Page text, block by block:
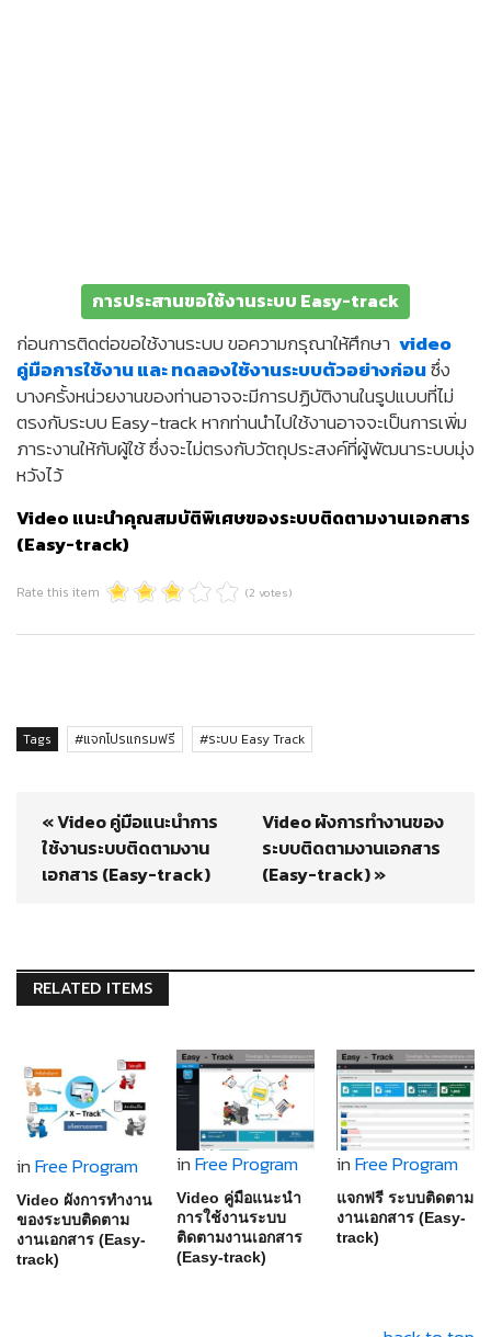
การประสานขอใช้งานระบบ Easy-track
ก่อนการติดต่อขอใช้งานระบบ ขอความกรุณาให้ศึกษา video
คู่มือการใช้งาน และ ทดลองใช้งานระบบตัวอย่างก่อนซึ่ง
บางครั้งหน่วยงานของท่านอาจจะมีการปฏิบัติงานในรูปแบบที่ไม่
ตรงกับระบบ Easy-track หากท่านนำไปใช้งานอาจจะเป็นการเพิ่ม
ภาระงานให้กับผู้ใช้ ซึ่งจะไม่ตรงกับวัตถุประสงค์ที่ผู้พัฒนาระบบมุ่ง
หวังไว้
Video แนะนำคุณสมบัติพิเศษของระบบติดตามงานเอกสาร
(Easy-track)
Rate this item (2 votes)
Tags แจกโปรแกรมฟรี ระบบ Easy Track
« Video คู่มือแนะนำการ
ใช้งานระบบติดตามงาน
เอกสาร (Easy-track)
Video ผังการทำงานของ
ระบบติดตามงานเอกสาร
(Easy-track) »
RELATED ITEMS
inFree Program
Video ผังการทำงาน
ของระบบติดตาม
งานเอกสาร (Easy-
track)
inFree Program
Video คู่มือแนะนำ
การใช้งานระบบ
ติดตามงานเอกสาร
(Easy-track)
inFree Program
แจกฟรี ระบบติดตาม
งานเอกสาร (Easy-
track)